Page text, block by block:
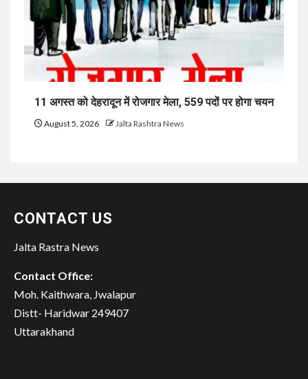
11 अगस्त को देहरादून में रोजगार मेला, 559 पदों पर होगा चयन
August 5, 2026 Jalta Rashtra News
CONTACT US
Jalta Rastra News
Contact Office:
Moh. Kaithwara, Jwalapur
Distt- Haridwar 249407
Uttarakhand